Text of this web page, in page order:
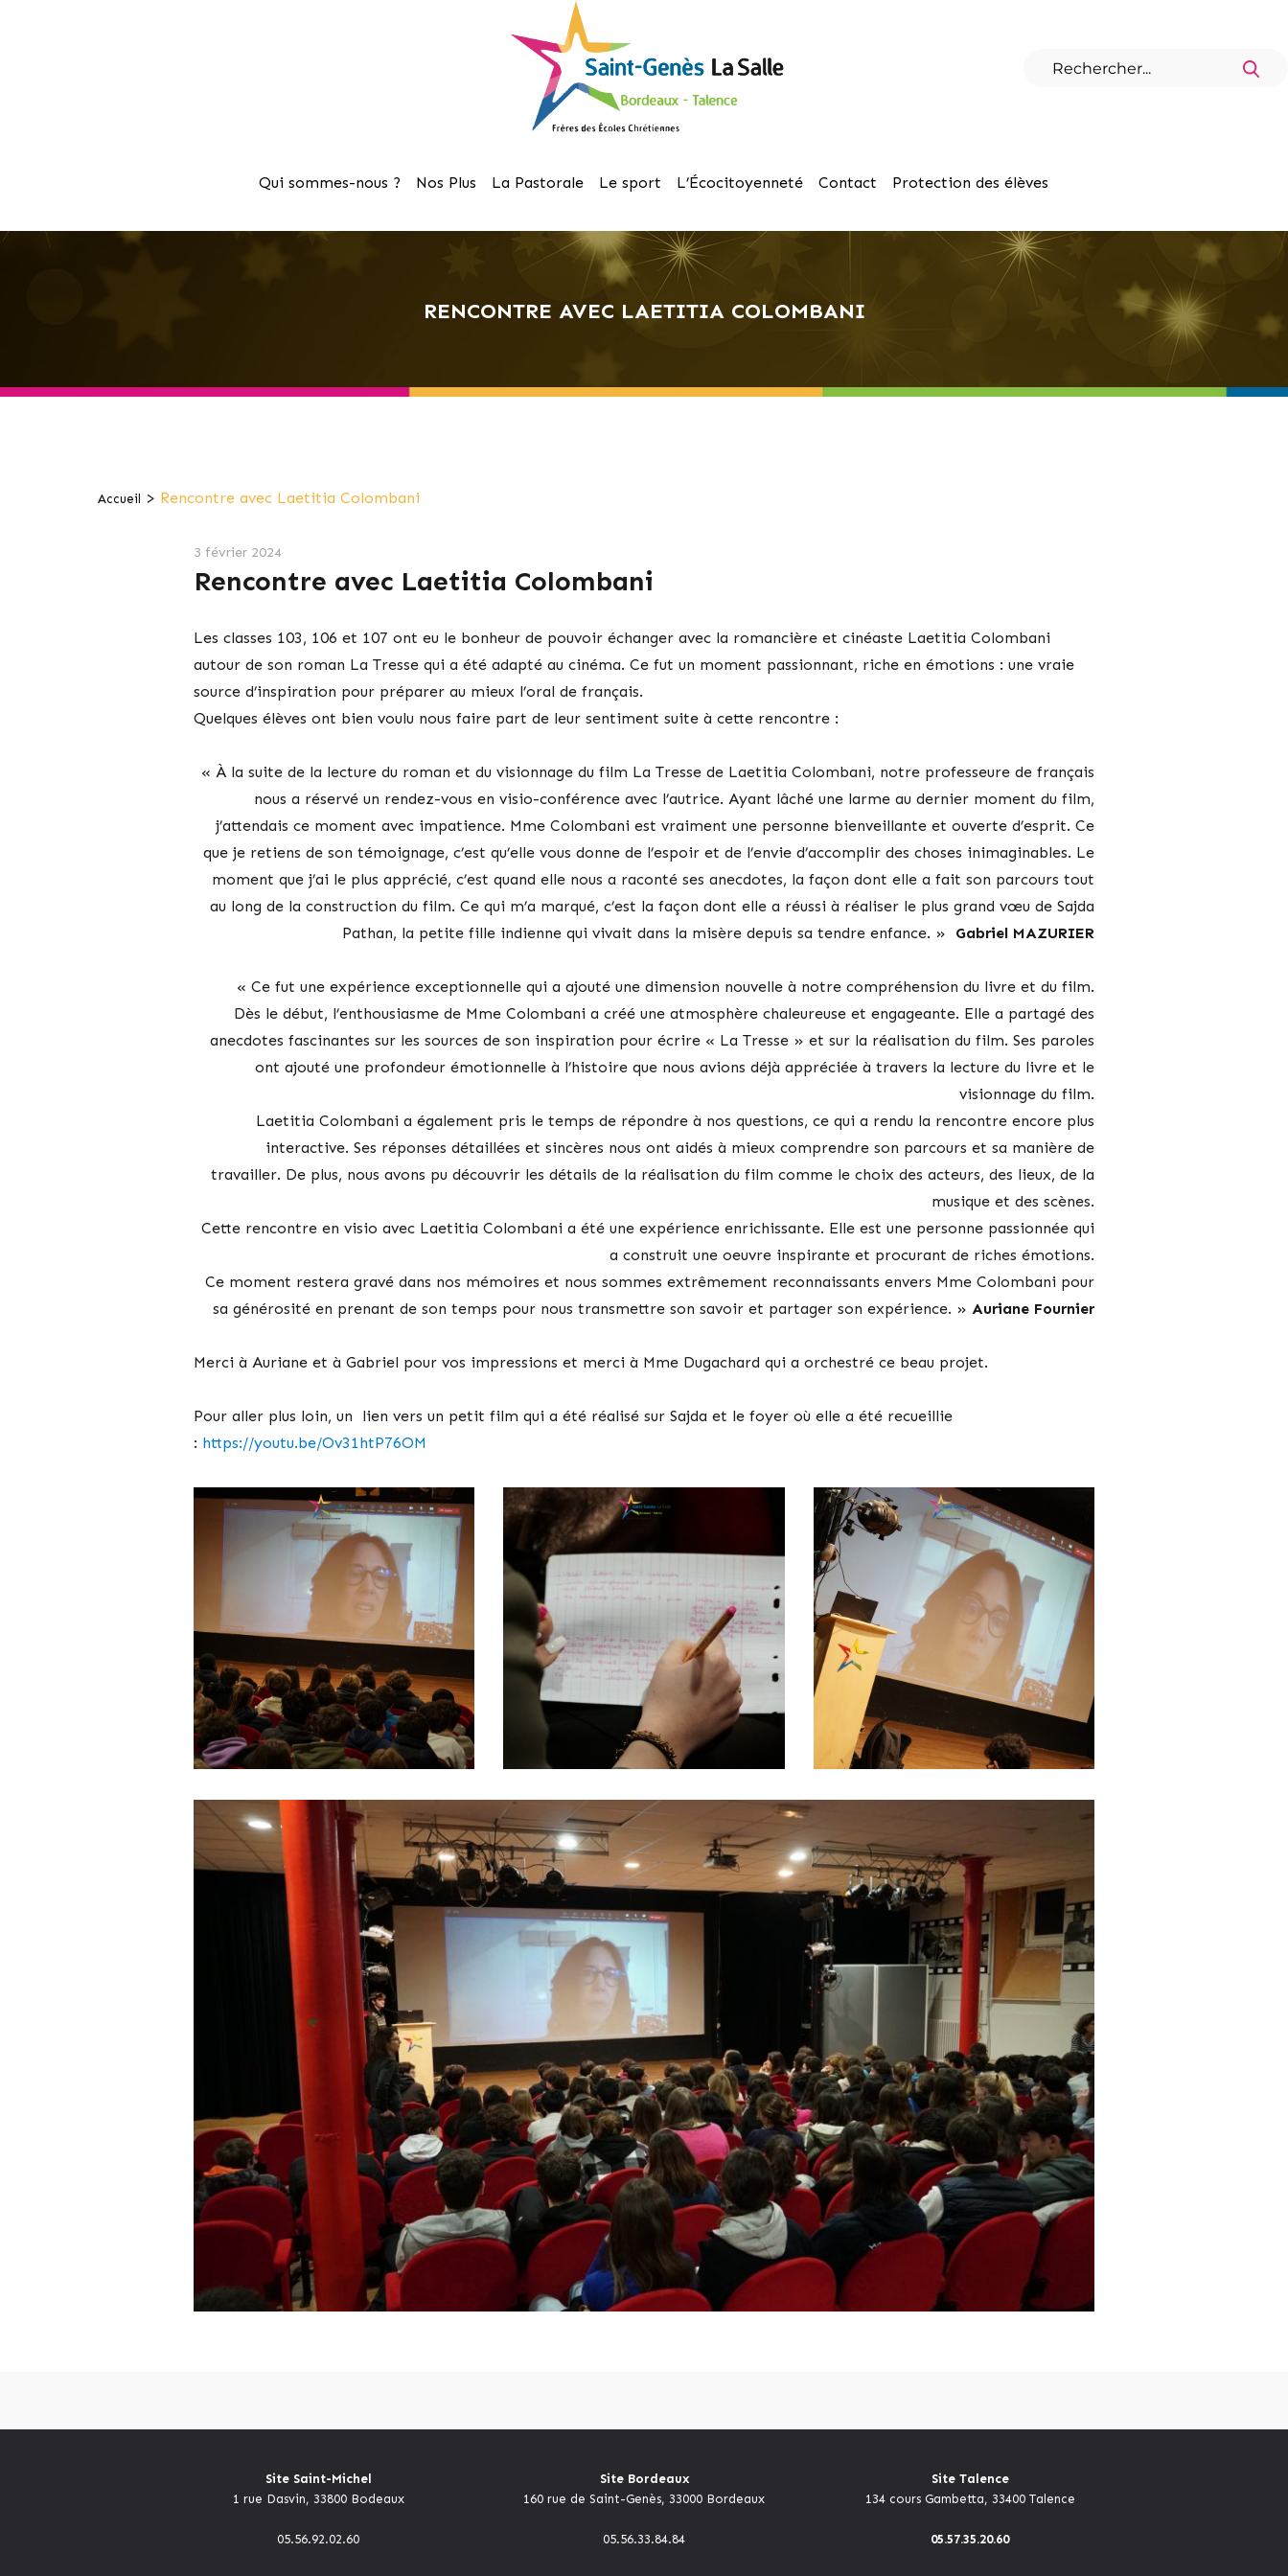
Qui sommes-nous ? Nos Plus La Pastorale Le sport L’Écocitoyenneté Contact Protection des élèves
RENCONTRE AVEC LAETITIA COLOMBANI
Accueil > Rencontre avec Laetitia Colombani
3 février 2024
Rencontre avec Laetitia Colombani
Les classes 103, 106 et 107 ont eu le bonheur de pouvoir échanger avec la romancière et cinéaste Laetitia Colombani
autour de son roman La Tresse qui a été adapté au cinéma. Ce fut un moment passionnant, riche en émotions : une vraie
source d’inspiration pour préparer au mieux l’oral de français.
Quelques élèves ont bien voulu nous faire part de leur sentiment suite à cette rencontre :
« À la suite de la lecture du roman et du visionnage du film La Tresse de Laetitia Colombani, notre professeure de français
nous a réservé un rendez-vous en visio-conférence avec l’autrice. Ayant lâché une larme au dernier moment du film,
j’attendais ce moment avec impatience. Mme Colombani est vraiment une personne bienveillante et ouverte d’esprit. Ce
que je retiens de son témoignage, c’est qu’elle vous donne de l’espoir et de l’envie d’accomplir des choses inimaginables. Le
moment que j’ai le plus apprécié, c’est quand elle nous a raconté ses anecdotes, la façon dont elle a fait son parcours tout
au long de la construction du film. Ce qui m’a marqué, c’est la façon dont elle a réussi à réaliser le plus grand vœu de Sajda
Pathan, la petite fille indienne qui vivait dans la misère depuis sa tendre enfance. » Gabriel MAZURIER
« Ce fut une expérience exceptionnelle qui a ajouté une dimension nouvelle à notre compréhension du livre et du film.
Dès le début, l’enthousiasme de Mme Colombani a créé une atmosphère chaleureuse et engageante. Elle a partagé des
anecdotes fascinantes sur les sources de son inspiration pour écrire « La Tresse » et sur la réalisation du film. Ses paroles
ont ajouté une profondeur émotionnelle à l’histoire que nous avions déjà appréciée à travers la lecture du livre et le
visionnage du film.
Laetitia Colombani a également pris le temps de répondre à nos questions, ce qui a rendu la rencontre encore plus
interactive. Ses réponses détaillées et sincères nous ont aidés à mieux comprendre son parcours et sa manière de
travailler. De plus, nous avons pu découvrir les détails de la réalisation du film comme le choix des acteurs, des lieux, de la
musique et des scènes.
Cette rencontre en visio avec Laetitia Colombani a été une expérience enrichissante. Elle est une personne passionnée qui
a construit une oeuvre inspirante et procurant de riches émotions.
Ce moment restera gravé dans nos mémoires et nous sommes extrêmement reconnaissants envers Mme Colombani pour
sa générosité en prenant de son temps pour nous transmettre son savoir et partager son expérience. »Auriane Fournier
Merci à Auriane et à Gabriel pour vos impressions et merci à Mme Dugachard qui a orchestré ce beau projet.
Pour aller plus loin, un lien vers un petit film qui a été réalisé sur Sajda et le foyer où elle a été recueillie
: https://youtu.be/Ov31htP76OM
Site Saint-Michel
1 rue Dasvin, 33800 Bodeaux
05.56.92.02.60
Site Bordeaux
160 rue de Saint-Genès, 33000 Bordeaux
05.56.33.84.84
Site Talence
134 cours Gambetta, 33400 Talence
05.57.35.20.60